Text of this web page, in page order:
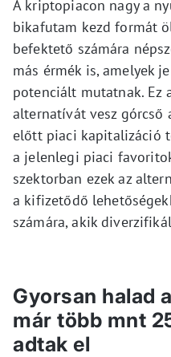
A kriptopiacon nagy a
bikafutam kezd formát
befektető számára
más érmék is, amelyek
potenciált mutatnak. Ez
alternatívát vesz górcső
előtt piaci kapitalizáció
a jelenlegi piaci
szektorban ezek az
a kifizetődő
számára, akik
Gyorsan halad
már több mnt
adtak el